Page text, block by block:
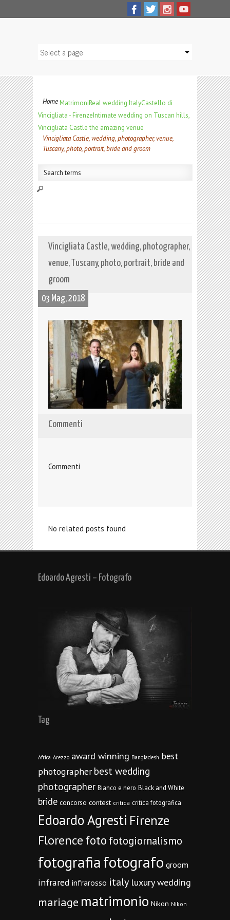
HomeMatrimoniReal wedding ItalyCastello di
Vincigliata - FirenzeIntimate wedding on Tuscan hills,
Vincigliata Castle the amazing venue
Vincigliata Castle, wedding, photographer, venue,
Tuscany, photo, portrait, bride and groom
Vincigliata Castle, wedding, photographer,
venue, Tuscany, photo, portrait, bride and
groom
03 Mag, 2018
Commenti
Commenti
No related posts found
Edoardo Agresti – Fotografo
Tag
Africa Arezzo award winning Bangladesh best
photographer best wedding
photographer Bianco e nero Black and White
bride concorso contest critica critica fotografica
Edoardo Agresti Firenze
Florencefoto fotogiornalismo
fotografiafotografo groom
infrared infrarosso italy luxury wedding
mariage matrimonio Nikon Nikon